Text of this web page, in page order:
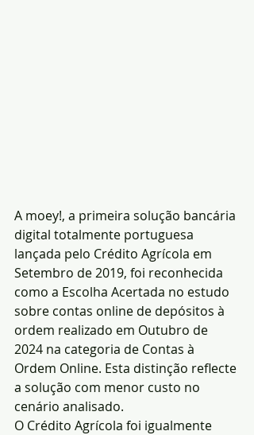
A moey!, a primeira solução bancária
digital totalmente portuguesa
lançada pelo Crédito Agrícola em
Setembro de 2019, foi reconhecida
como a Escolha Acertada no estudo
sobre contas online de depósitos à
ordem realizado em Outubro de
2024 na categoria de Contas à
Ordem Online. Esta distinção reflecte
a solução com menor custo no
cenário analisado.
O Crédito Agrícola foi igualmente